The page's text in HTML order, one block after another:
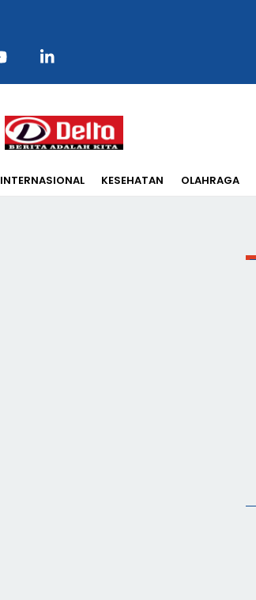
INTERNASIONAL KESEHATAN OLAHRAGA